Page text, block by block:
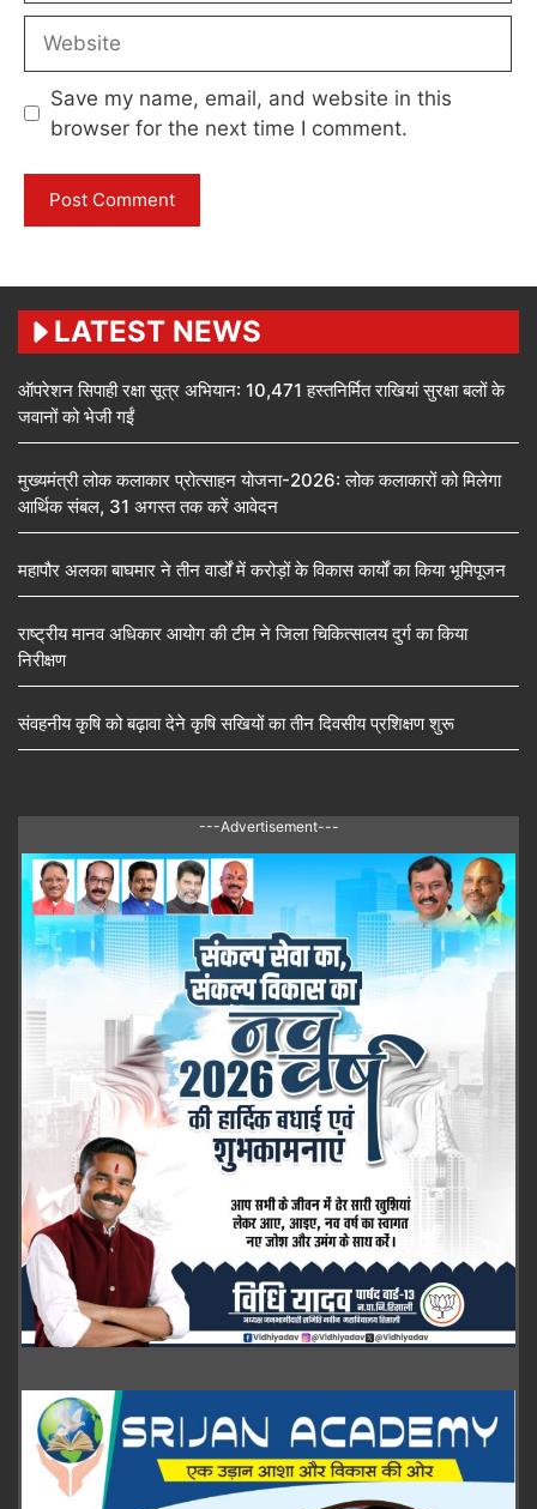
Save my name, email, and website in this
browser for the next time I comment.
LATEST NEWS
ऑपरेशन सिपाही रक्षा सूत्र अभियान: 10,471 हस्तनिर्मित राखियां सुरक्षा बलों के
जवानों को भेजी गईं
मुख्यमंत्री लोक कलाकार प्रोत्साहन योजना-2026: लोक कलाकारों को मिलेगा
आर्थिक संबल, 31 अगस्त तक करें आवेदन
महापौर अलका बाघमार ने तीन वार्डों में करोड़ों के विकास कार्यों का किया भूमिपूजन
राष्ट्रीय मानव अधिकार आयोग की टीम ने जिला चिकित्सालय दुर्ग का किया
निरीक्षण
संवहनीय कृषि को बढ़ावा देने कृषि सखियों का तीन दिवसीय प्रशिक्षण शुरू
---Advertisement---